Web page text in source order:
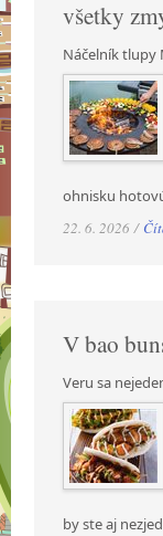
všetky
Náčelník tlupy
ohnisku
22. 6. 2026 /
V bao
Veru sa
by ste aj